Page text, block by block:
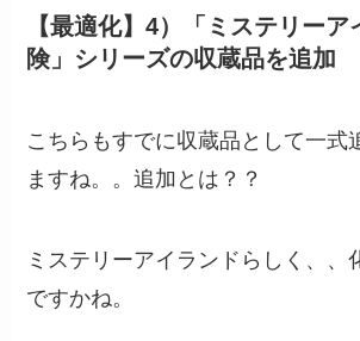
【最適化】4）「ミステリーア
険」シリーズの収蔵品を追加
こちらもすでに収蔵品として一式
ますね。。追加とは？？
ミステリーアイランドらしく、
ですかね。